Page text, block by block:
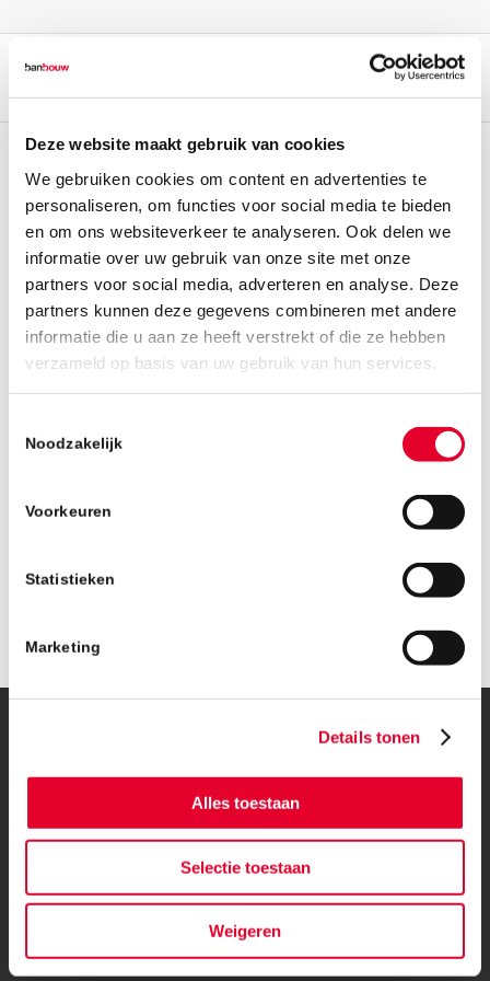
Deze website maakt gebruik van cookies
We gebruiken cookies om content en advertenties te
personaliseren, om functies voor social media te bieden
en om ons websiteverkeer te analyseren. Ook delen we
informatie over uw gebruik van onze site met onze
partners voor social media, adverteren en analyse. Deze
partners kunnen deze gegevens combineren met andere
informatie die u aan ze heeft verstrekt of die ze hebben
verzameld op basis van uw gebruik van hun services.
Noodzakelijk
Voorkeuren
Statistieken
Marketing
Details tonen
Alles toestaan
Selectie toestaan
Weigeren
BanGroep|Algemene